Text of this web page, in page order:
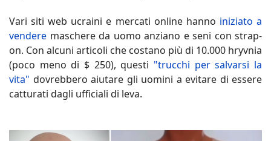
Vari siti web ucraini e mercati online hanno iniziato a
vendere maschere da uomo anziano e seni con strap-
on. Con alcuni articoli che costano più di 10.000 hryvnia
(poco meno di $ 250), questi "trucchi per salvarsi la
vita" dovrebbero aiutare gli uomini a evitare di essere
catturati dagli ufficiali di leva.